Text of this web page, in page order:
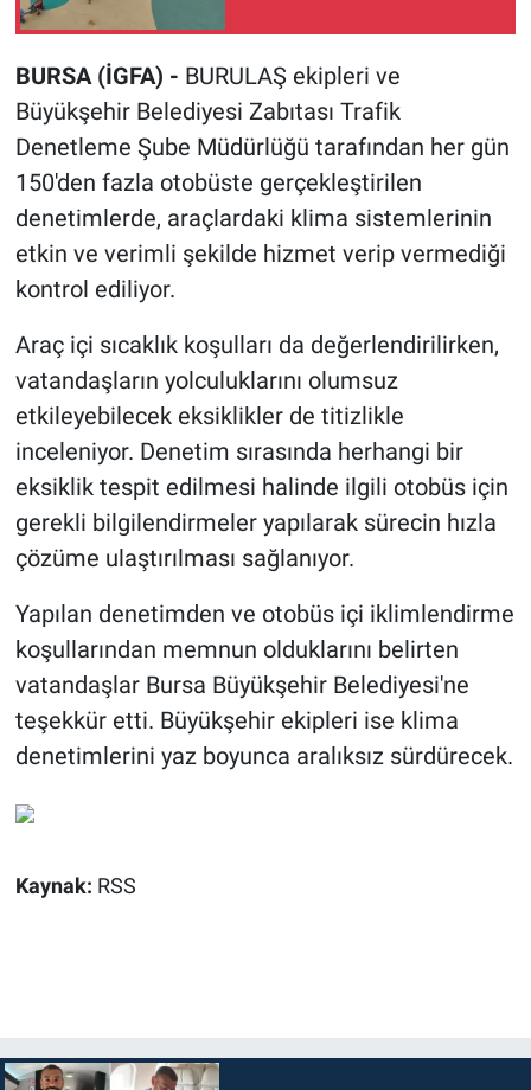
BURSA (İGFA) - BURULAŞ ekipleri ve
Büyükşehir Belediyesi Zabıtası Trafik
Denetleme Şube Müdürlüğü tarafından her gün
150'den fazla otobüste gerçekleştirilen
denetimlerde, araçlardaki klima sistemlerinin
etkin ve verimli şekilde hizmet verip vermediği
kontrol ediliyor.
Araç içi sıcaklık koşulları da değerlendirilirken,
vatandaşların yolculuklarını olumsuz
etkileyebilecek eksiklikler de titizlikle
inceleniyor. Denetim sırasında herhangi bir
eksiklik tespit edilmesi halinde ilgili otobüs için
gerekli bilgilendirmeler yapılarak sürecin hızla
çözüme ulaştırılması sağlanıyor.
Yapılan denetimden ve otobüs içi iklimlendirme
koşullarından memnun olduklarını belirten
vatandaşlar Bursa Büyükşehir Belediyesi'ne
teşekkür etti. Büyükşehir ekipleri ise klima
denetimlerini yaz boyunca aralıksız sürdürecek.
Kaynak: RSS